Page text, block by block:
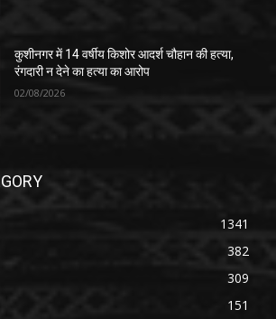
कुशीनगर में 14 वर्षीय किशोर आदर्श चौहान की हत्या,
रंगदारी न देने का हत्या का आरोप
02/08/2026
1341
382
309
151